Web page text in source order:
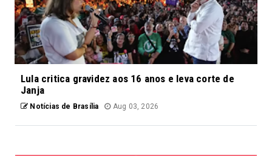
Lula critica gravidez aos 16 anos e leva corte de
Janja
Notícias de Brasília Aug 03, 2026